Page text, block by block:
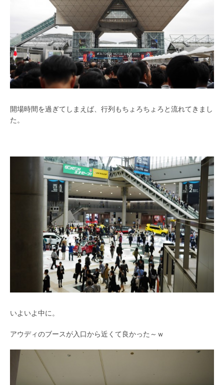
開場時間を過ぎてしまえば、行列もちょろちょろと流れてきまし
た。
いよいよ中に。
アウディのブースが入口から近くて良かった～ｗ